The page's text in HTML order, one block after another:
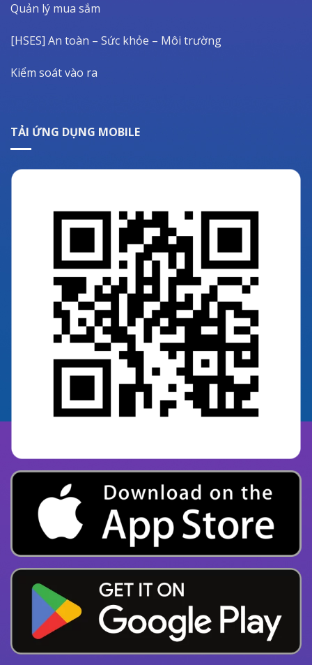
Quản lý mua sắm
[HSES] An toàn – Sức khỏe – Môi trường
Kiểm soát vào ra
TẢI ỨNG DỤNG MOBILE